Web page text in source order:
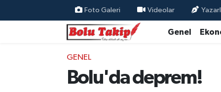
Foto Galeri Videolar
Genel
GENEL
Bolu'da deprem!